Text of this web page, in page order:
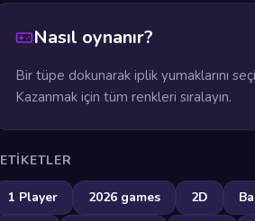
Nasıl oynanır?
Bir tüpe dokunarak iplik yumaklarını
Kazanmak için tüm renkleri sıralayın.
ETIKETLER
1 Player 2026 games 2D